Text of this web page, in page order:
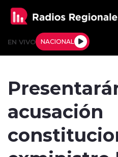
EN VIVO NACIONAL
Tendencias
Deportes
acusación